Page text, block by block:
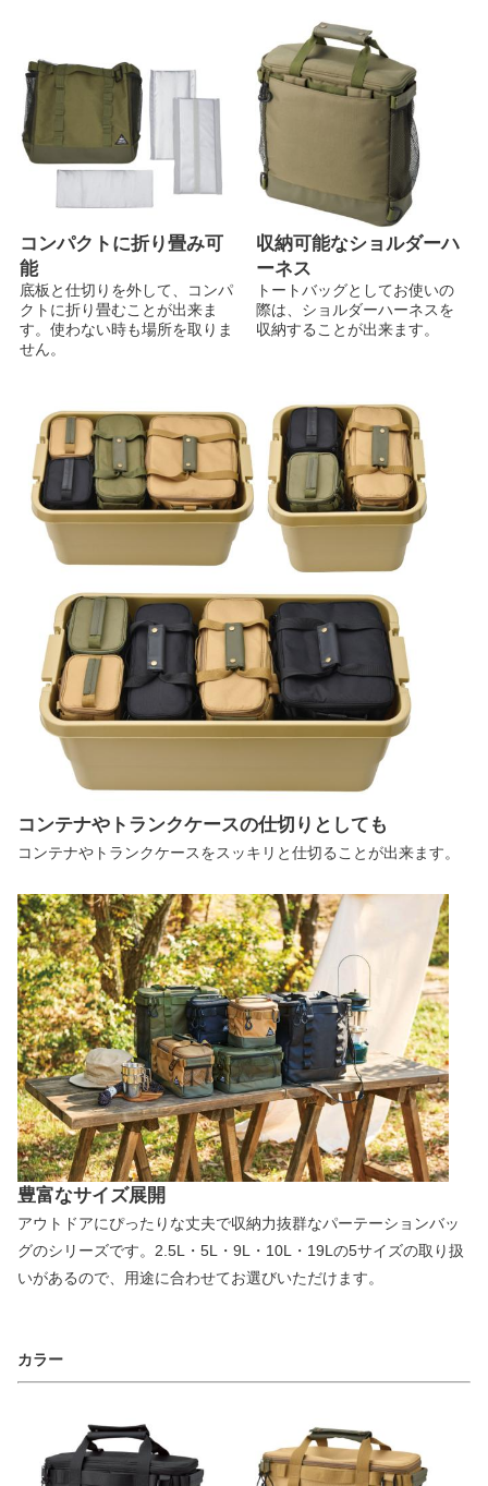
コンパクトに折り畳み可
能
底板と仕切りを外して、コンパ
クトに折り畳むことが出来ま
す。使わない時も場所を取りま
せん。
収納可能なショルダーハ
ーネス
トートバッグとしてお使いの
際は、ショルダーハーネスを
収納することが出来ます。
コンテナやトランクケースの仕切りとしても
コンテナやトランクケースをスッキリと仕切ることが出来ます。
豊富なサイズ展開
アウトドアにぴったりな丈夫で収納力抜群なパーテーションバッ
グのシリーズです。2.5L・5L・9L・10L・19Lの5サイズの取り扱
いがあるので、用途に合わせてお選びいただけます。
カラー